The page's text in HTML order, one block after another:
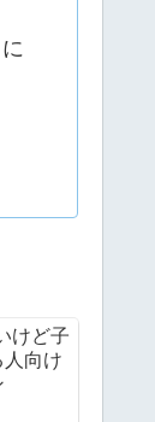
けど子
人向け